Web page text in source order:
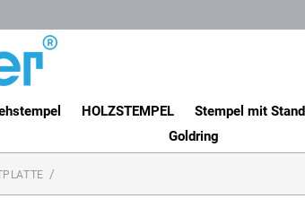
HOLZSTEMPEL Stempel mit
Goldring